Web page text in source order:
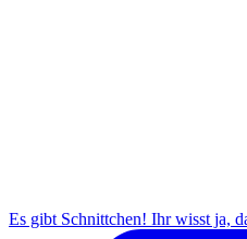
Es gibt Schnittchen! Ihr wisst ja,